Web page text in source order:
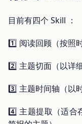
目前有四个 Skill ：
1️⃣ 阅读回顾（按照
2️⃣ 主题切面（以详
3️⃣ 主题时间轴（以
4️⃣ 主题提取（适合